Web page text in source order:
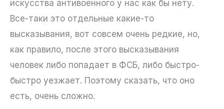
искусства антивоенного у нас как бы нету.
Все-таки это отдельные какие-то
высказывания, вот совсем очень редкие, но,
как правило, после этого высказывания
человек либо попадает в ФСБ, либо быстро-
быстро уезжает. Поэтому сказать, что оно
есть, очень сложно.